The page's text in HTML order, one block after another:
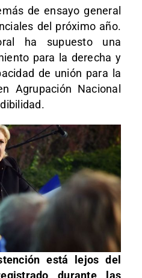
de ensayo general
del próximo año.
ha supuesto una
para la derecha y
de unión para la
Agrupación Nacional
está lejos del
durante las